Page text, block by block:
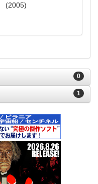
2005
0
1